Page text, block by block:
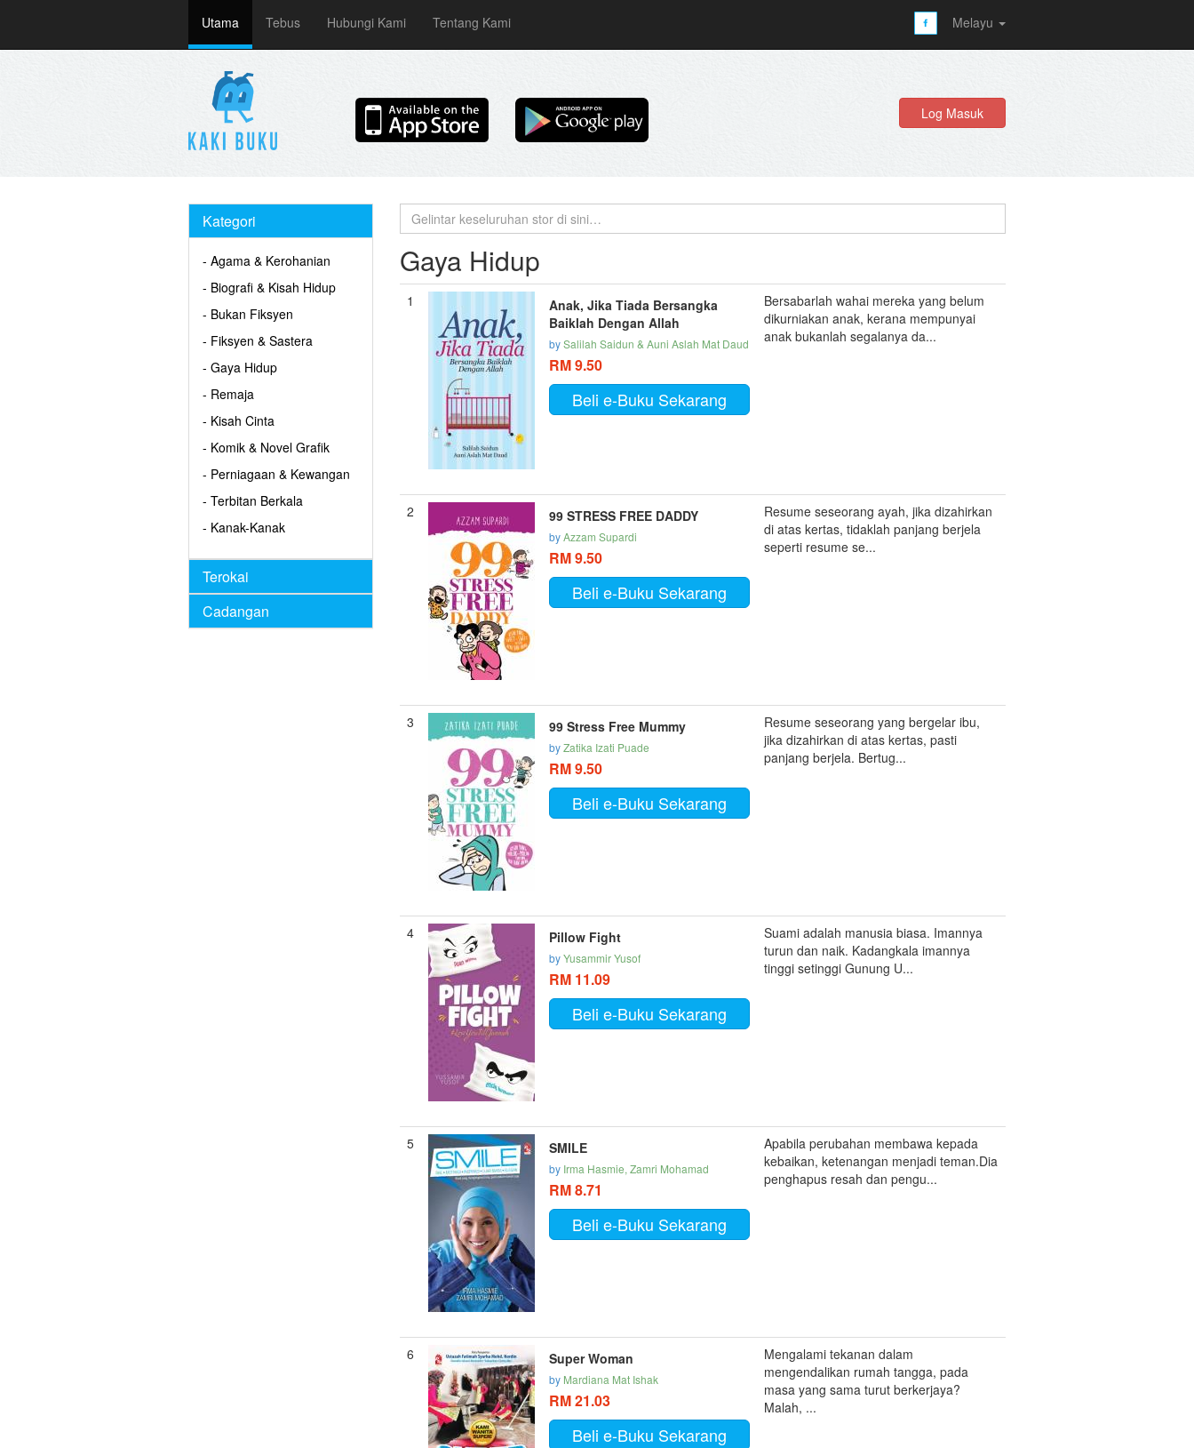
Utama Tebus Hubungi Kami Tentang Kami Melayu
Log Masuk
Kategori
- Agama & Kerohanian
- Biografi & Kisah Hidup
- Bukan Fiksyen
- Fiksyen & Sastera
- Gaya Hidup
- Remaja
- Kisah Cinta
- Komik & Novel Grafik
- Perniagaan & Kewangan
- Terbitan Berkala
- Kanak-Kanak
Terokai
Cadangan
Gaya Hidup
1
Anak, Jika Tiada Bersangka
Baiklah Dengan Allah
bySalilah Saidun & Auni Aslah Mat Daud
RM 9.50
Beli e-Buku Sekarang
Bersabarlah wahai mereka yang belum
dikurniakan anak, kerana mempunyai
anak bukanlah segalanya da...
2 99 STRESS FREE DADDY
byAzzam Supardi
RM 9.50
Beli e-Buku Sekarang
Resume seseorang ayah, jika dizahirkan
di atas kertas, tidaklah panjang berjela
seperti resume se...
3 99 Stress Free Mummy
byZatika Izati Puade
RM 9.50
Beli e-Buku Sekarang
Resume seseorang yang bergelar ibu,
jika dizahirkan di atas kertas, pasti
panjang berjela. Bertug...
4 Pillow Fight
byYusammir Yusof
RM 11.09
Beli e-Buku Sekarang
Suami adalah manusia biasa. Imannya
turun dan naik. Kadangkala imannya
tinggi setinggi Gunung U...
5 SMILE
by Irma Hasmie, Zamri Mohamad
RM 8.71
Beli e-Buku Sekarang
Apabila perubahan membawa kepada
kebaikan, ketenangan menjadi teman.Dia
penghapus resah dan pengu...
6 Super Woman
by Mardiana Mat Ishak
RM 21.03
Beli e-Buku Sekarang
Mengalami tekanan dalam
mengendalikan rumah tangga, pada
masa yang sama turut berkerjaya?
Malah, ...